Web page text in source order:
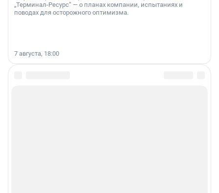
„Терминал-Ресурс“ — о планах компании, испытаниях и
поводах для осторожного оптимизма.
7 августа, 18:00